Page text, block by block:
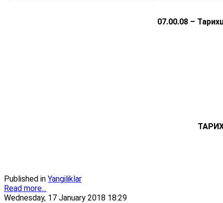
07.00.08 –
Published in Yangiliklar
Read more...
Wednesday, 17 January 2018 18:29